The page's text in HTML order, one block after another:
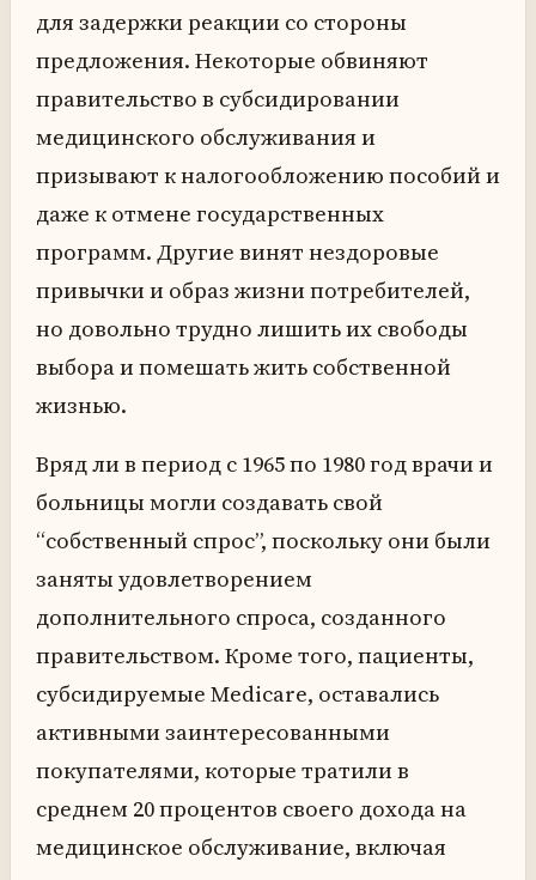
для задержки реакции со стороны
предложения. Некоторые обвиняют
правительство в субсидировании
медицинского обслуживания и
призывают к налогообложению пособий и
даже к отмене государственных
программ. Другие винят нездоровые
привычки и образ жизни потребителей,
но довольно трудно лишить их свободы
выбора и помешать жить собственной
жизнью.
Вряд ли в период с 1965 по 1980 год врачи и
больницы могли создавать свой
“собственный спрос”, поскольку они были
заняты удовлетворением
дополнительного спроса, созданного
правительством. Кроме того, пациенты,
субсидируемые Medicare, оставались
активными заинтересованными
покупателями, которые тратили в
среднем 20 процентов своего дохода на
медицинское обслуживание, включая